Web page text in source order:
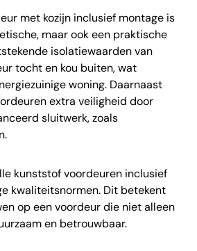
met kozijn inclusief montage is
maar ook een praktische
isolatiewaarden van
tocht en kou buiten, wat
woning. Daarnaast
extra veiligheid door
sluitwerk, zoals
kunststof voordeuren inclusief
kwaliteitsnormen. Dit betekent
op een voordeur die niet alleen
en betrouwbaar.